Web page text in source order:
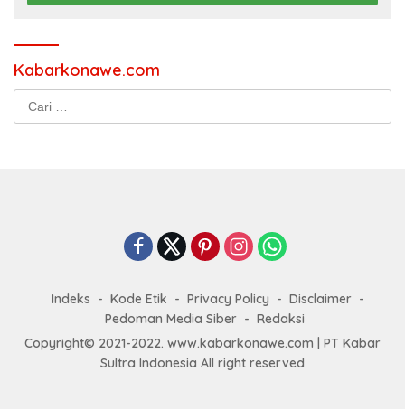
Kabarkonawe.com
Kode Etik Privacy Policy
Disclaimer
Pedoman Media Siber
Redaksi
Copyright© 2021-2022. www.kabarkonawe.com | PT Kabar